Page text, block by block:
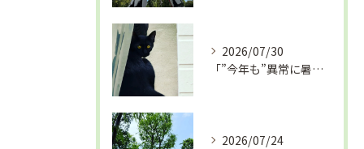
2026/07/30
「”今年も”異常に暑い夏」酷暑+冷房＝夏風邪、腰痛、ひざの痛...
2026/07/24